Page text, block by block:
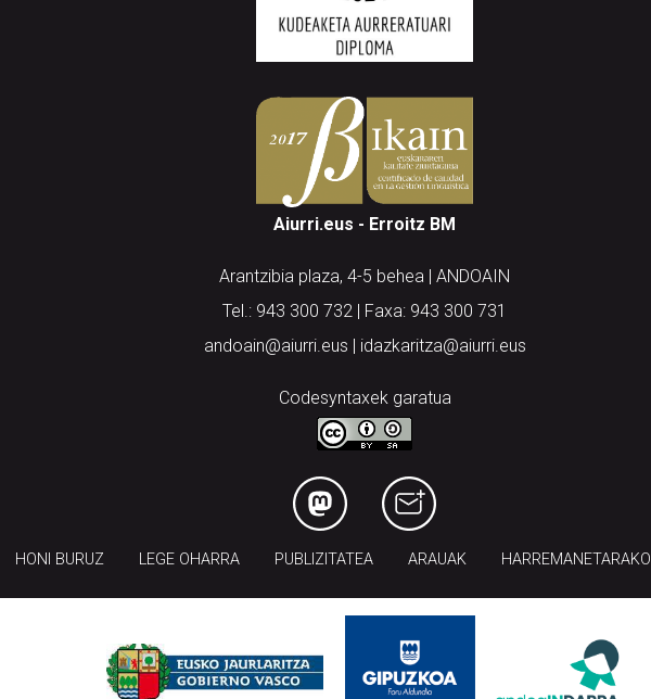
Aiurri.eus - Erroitz BM
Arantzibia plaza, 4-5 behea | ANDOAIN
Tel.: 943 300 732 | Faxa: 943 300 731
andoain@aiurri.eus | idazkaritza@aiurri.eus
Codesyntaxek garatua
HONI BURUZ LEGE OHARRA PUBLIZITATEA ARAUAK HARREMANETARAKO